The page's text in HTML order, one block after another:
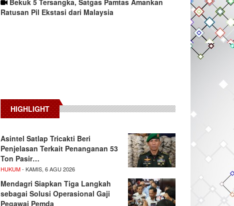
Ratusan Pil Ekstasi dari Malaysia
HIGHLIGHT
Asintel Satlap Tricakti Beri
Penjelasan Terkait Penanganan 53
Ton Pasir…
HUKUM- KAMIS, 6 AGU 2026
Mendagri Siapkan Tiga Langkah
sebagai Solusi Operasional Gaji
Pegawai Pemda